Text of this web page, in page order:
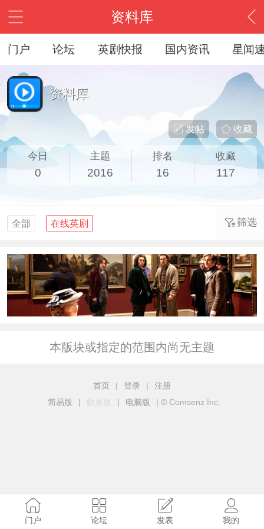
资料库
门户 论坛 英剧快报 国内资讯 星闻
资料库
收藏
发帖
今日
0
主题
2016
排名
16
收藏
117
全部 在线英剧 筛选
本版块或指定的范围内尚无主题
首页 | 登录 |
注册
简易版
| 触屏版 | 电脑版 | © Comsenz Inc.
门户 论坛 发表 我的